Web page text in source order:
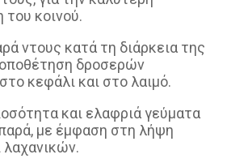
κοινού.
ντους κατά τη διάρκεια της
δροσερών
κεφάλι και στο λαιμό.
και ελαφριά γεύματα
με έμφαση στη λήψη